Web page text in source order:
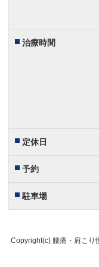
治療時間
定休日
予約
駐車場
Copyright(c) 腰痛・肩こり